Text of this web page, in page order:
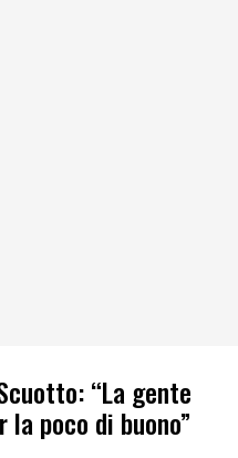
“La gente
poco di buono”